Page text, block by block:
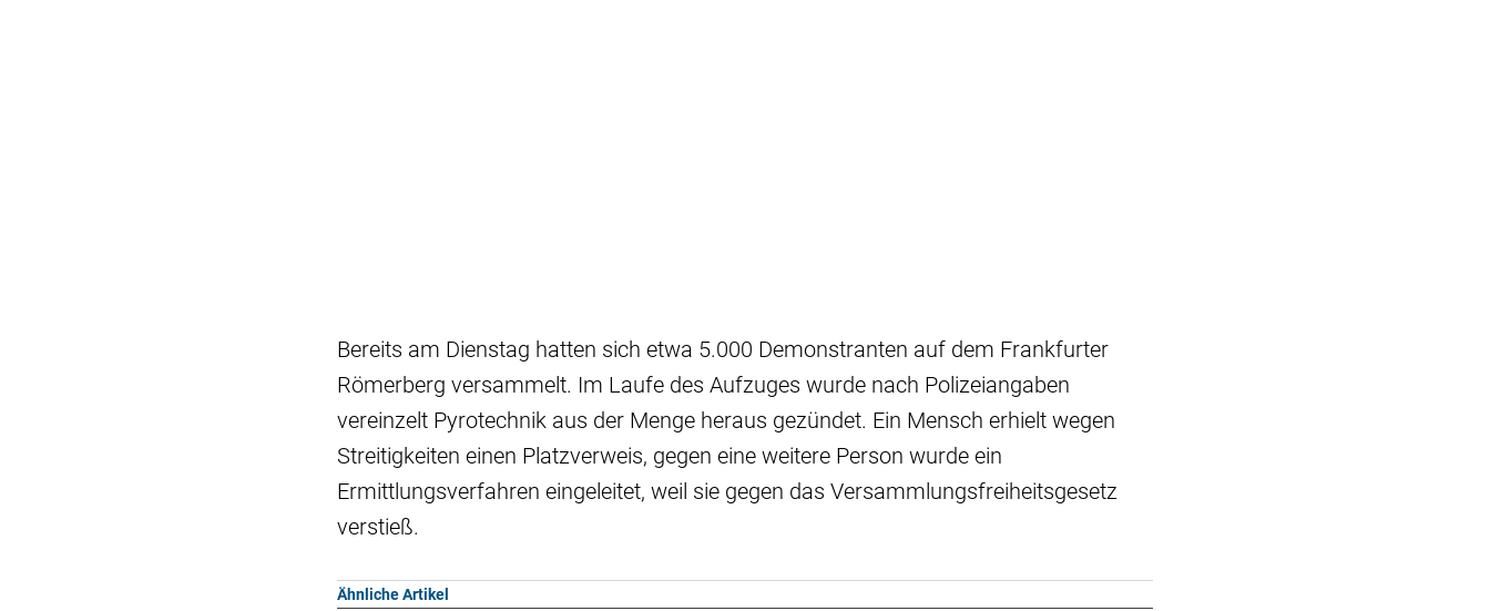
Bereits am Dienstag hatten sich etwa 5.000 Demonstranten auf dem Frankfurter
Römerberg versammelt. Im Laufe des Aufzuges wurde nach Polizeiangaben
vereinzelt Pyrotechnik aus der Menge heraus gezündet. Ein Mensch erhielt wegen
Streitigkeiten einen Platzverweis, gegen eine weitere Person wurde ein
Ermittlungsverfahren eingeleitet, weil sie gegen das Versammlungsfreiheitsgesetz
verstieß.
Ähnliche Artikel